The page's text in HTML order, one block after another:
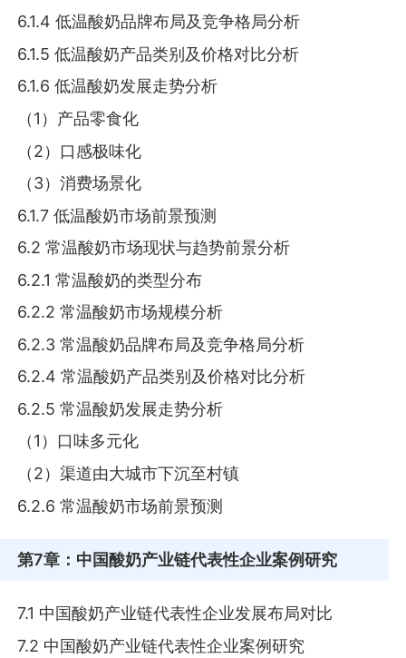
6.1.4 低温酸奶品牌布局及竞争格局分析
6.1.5 低温酸奶产品类别及价格对比分析
6.1.6 低温酸奶发展走势分析
（1）产品零食化
（2）口感极味化
（3）消费场景化
6.1.7 低温酸奶市场前景预测
6.2 常温酸奶市场现状与趋势前景分析
6.2.1 常温酸奶的类型分布
6.2.2 常温酸奶市场规模分析
6.2.3 常温酸奶品牌布局及竞争格局分析
6.2.4 常温酸奶产品类别及价格对比分析
6.2.5 常温酸奶发展走势分析
（1）口味多元化
（2）渠道由大城市下沉至村镇
6.2.6 常温酸奶市场前景预测
第7章 ：中国酸奶产业链代表性企业案例研究
7.1 中国酸奶产业链代表性企业发展布局对比
7.2 中国酸奶产业链代表性企业案例研究